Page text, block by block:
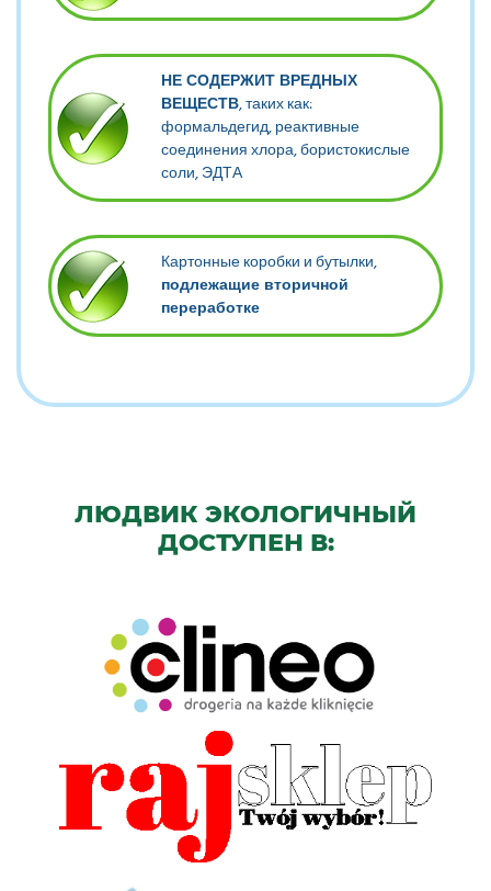
НЕ СОДЕРЖИТ ВРЕДНЫХ
ВЕЩЕСТВ, таких как:
формальдегид, реактивные
соединения хлора, бористокислые
соли, ЭДТА
Картонные коробки и бутылки,
подлежащие вторичной
переработке
ЛЮДВИК ЭКОЛОГИЧНЫЙ
ДОСТУПЕН В: